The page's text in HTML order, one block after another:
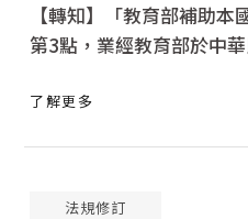
【轉知】「教育部補助本
第3點，業經教育部於中
了解更多
法規修訂